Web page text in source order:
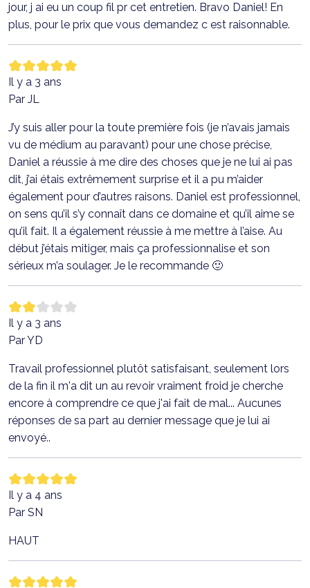
jour, j ai eu un coup fil pr cet entretien. Bravo Daniel! En
plus, pour le prix que vous demandez c est raisonnable.
Il y a 3 ans
Par JL
J’y suis aller pour la toute première fois (je n’avais jamais
vu de médium au paravant) pour une chose précise,
Daniel a réussie à me dire des choses que je ne lui ai pas
dit, j’ai étais extrêmement surprise et il a pu m’aider
également pour d’autres raisons. Daniel est professionnel,
on sens qu’il s’y connaît dans ce domaine et qu’il aime se
qu’il fait. Il a également réussie à me mettre à l’aise. Au
début j’étais mitiger, mais ça professionnalise et son
sérieux m’a soulager. Je le recommande 🙂
Il y a 3 ans
Par YD
Travail professionnel plutôt satisfaisant, seulement lors
de la fin il m'a dit un au revoir vraiment froid je cherche
encore à comprendre ce que j'ai fait de mal... Aucunes
réponses de sa part au dernier message que je lui ai
envoyé..
Il y a 4 ans
Par SN
HAUT